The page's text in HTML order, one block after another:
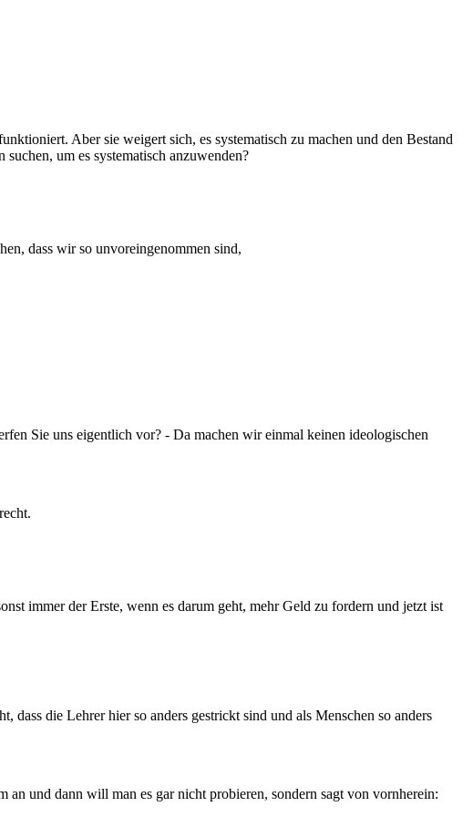
Aber sie weigert sich, es systematisch zu machen und den Bestand
um es systematisch anzuwenden?
dass wir so unvoreingenommen sind,
Sie uns eigentlich vor? - Da machen wir einmal keinen ideologischen
immer der Erste, wenn es darum geht, mehr Geld zu fordern und jetzt ist
die Lehrer hier so anders gestrickt sind und als Menschen so anders
und dann will man es gar nicht probieren, sondern sagt von vornherein: